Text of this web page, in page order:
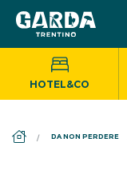
HOTEL&CO
DA NON PERDERE